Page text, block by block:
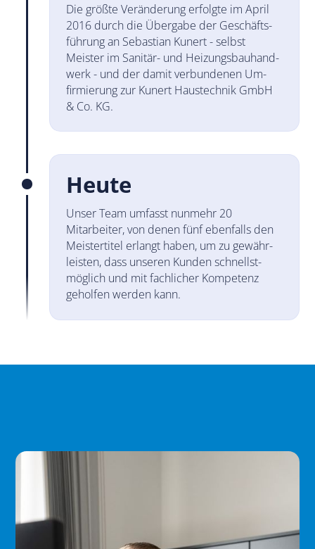
Die größte Veränderung erfolgte im April
2016 durch die Über­gabe der Geschäfts­
füh­rung an Sebastian Kunert - selbst
Meister im Sanitär- und Heizungs­bau­hand­
werk - und der damit ver­bun­denen Um­
firmie­rung zur Kunert Haus­technik GmbH
& Co. KG.
Heute
Unser Team umfasst nunmehr 20
Mitarbeiter, von denen fünf ebenfalls den
Meister­titel erlangt haben, um zu gewähr­
leisten, dass unseren Kunden schnellst­
möglich und mit fach­licher Kompe­tenz
geholfen werden kann.